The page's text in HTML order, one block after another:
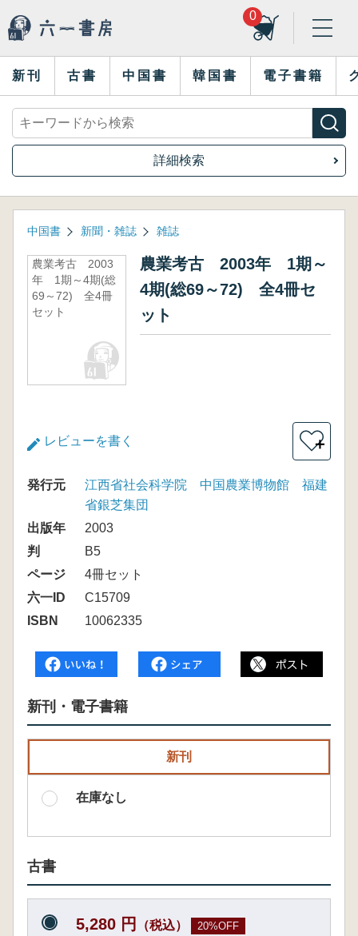
0
新刊 古書 中国書 韓国書 電子書籍
詳細検索
中国書 新聞・雑誌 雑誌
農業考古 2003
年 1期～4期(総
69～72) 全4冊
セット
農業考古 2003年 1期～
4期(総69～72) 全4冊セ
ット
レビューを書く ＋
発行元
江西省社会科学院 中国農業博物館 福建
省銀芝集団
出版年
2003
判
B5
ページ
4冊セット
六一ID
C15709
ISBN
10062335
新刊・電子書籍
新刊
在庫なし
古書
5,280 円 （税込） 20%OFF